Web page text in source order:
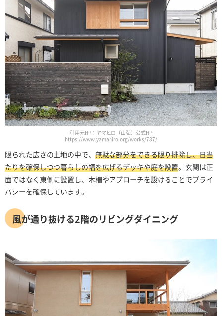
引用元HP：ヤマヒロ（山弘）公式HP
https://www.yamahiro.org/works/787/
限られた広さの土地の中で、 無駄な部分をできる限り排除し、日当
たりを確保しつつ暮らしの幅を広げるデッキや庭を設置。玄関は正
面ではなく東側に設置し、木柵やアプローチを設けることでプライ
バシーを確保しています。
風が通り抜ける2階のリビングダイニング